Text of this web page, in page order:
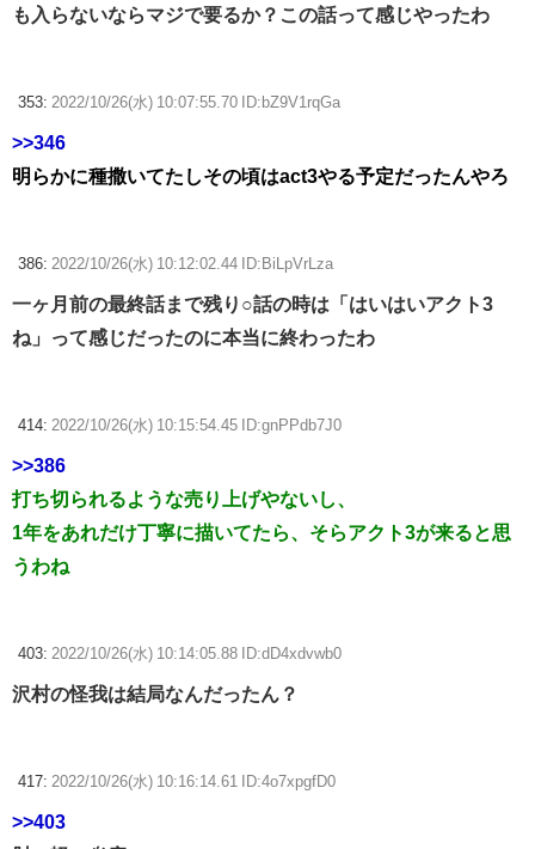
も入らないならマジで要るか？この話って感じやったわ
353: 2022/10/26(水) 10:07:55.70 ID:bZ9V1rqGa
>>346
明らかに種撒いてたしその頃はact3やる予定だったんやろ
386: 2022/10/26(水) 10:12:02.44 ID:BiLpVrLza
一ヶ月前の最終話まで残り○話の時は「はいはいアクト3
ね」って感じだったのに本当に終わったわ
414: 2022/10/26(水) 10:15:54.45 ID:gnPPdb7J0
>>386
打ち切られるような売り上げやないし、
1年をあれだけ丁寧に描いてたら、そらアクト3が来ると思
うわね
403: 2022/10/26(水) 10:14:05.88 ID:dD4xdvwb0
沢村の怪我は結局なんだったん？
417: 2022/10/26(水) 10:16:14.61 ID:4o7xpgfD0
>>403